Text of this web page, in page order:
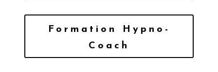
Formation Hypno-
Coach